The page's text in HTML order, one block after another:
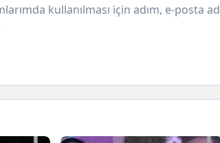
kullanılması için adım, e-posta